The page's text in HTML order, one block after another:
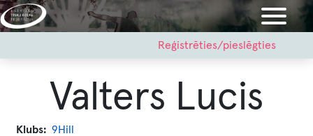
Pārlekt
uz
menu
Reģistrēties/pieslēgties
Valters Lucis
Klubs
9Hill